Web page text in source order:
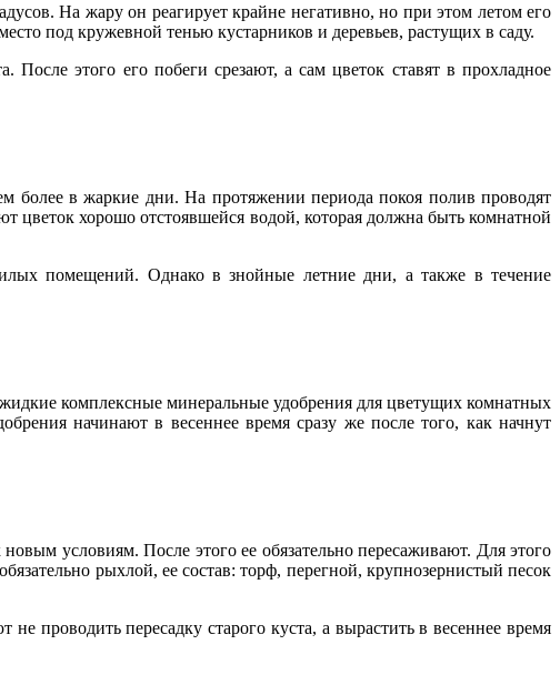
На жару он реагирует крайне негативно, но при этом летом его
под кружевной тенью кустарников и деревьев, растущих в саду.
После этого его побеги срезают, а сам цветок ставят в прохладное
более в жаркие дни. На протяжении периода покоя полив проводят
цветок хорошо отстоявшейся водой, которая должна быть комнатной
помещений. Однако в знойные летние дни, а также в течение
комплексные минеральные удобрения для цветущих комнатных
начинают в весеннее время сразу же после того, как начнут
условиям. После этого ее обязательно пересаживают. Для этого
рыхлой, ее состав: торф, перегной, крупнозернистый песок
проводить пересадку старого куста, а вырастить в весеннее время